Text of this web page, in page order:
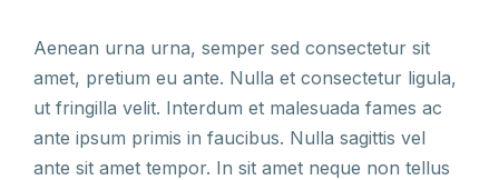
Aenean urna urna, semper sed consectetur sit
amet, pretium eu ante. Nulla et consectetur ligula,
ut fringilla velit. Interdum et malesuada fames ac
ante ipsum primis in faucibus. Nulla sagittis vel
ante sit amet tempor. In sit amet neque non tellus